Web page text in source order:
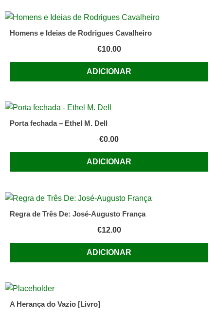
Homens e Ideias de Rodrigues Cavalheiro
€10.00
ADICIONAR
Porta fechada – Ethel M. Dell
€0.00
ADICIONAR
Regra de Três De: José-Augusto França
€12.00
ADICIONAR
A Herança do Vazio [Livro]